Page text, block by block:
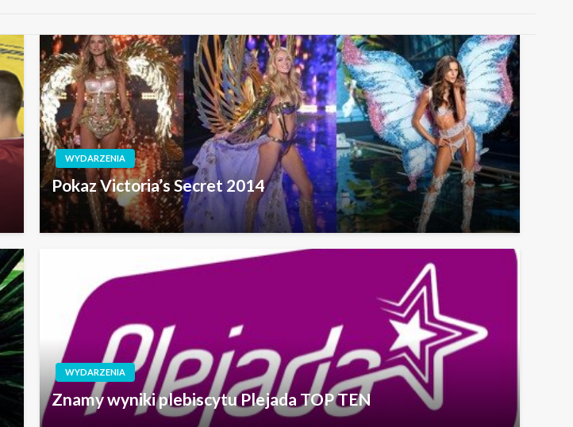
WYDARZENIA
Pokaz Victoria’s Secret 2014
WYDARZENIA
Znamy wyniki plebiscytu Plejada TOP TEN